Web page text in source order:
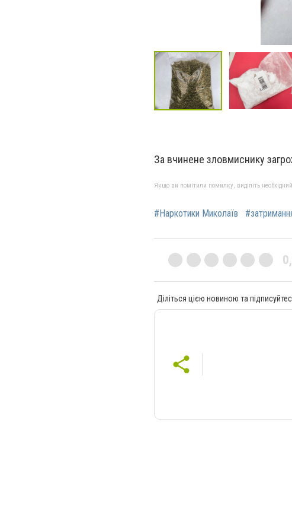
За вчинене зловмиснику
Якщо ви помітили помилку, виділіть
#Наркотики Миколаїв
Діліться цією новиною та